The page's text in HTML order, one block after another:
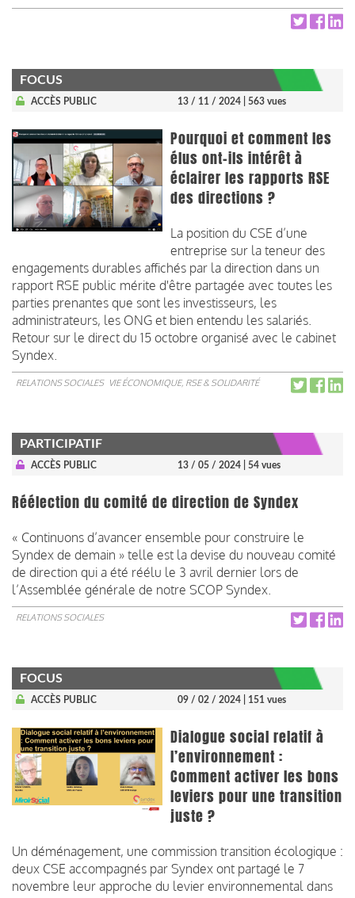
FOCUS
ACCÈS PUBLIC 13 / 11 / 2024 | 563 vues
Pourquoi et comment les
élus ont-ils intérêt à
éclairer les rapports RSE
des directions ?
La position du CSE d’une
entreprise sur la teneur des
engagements durables affichés par la direction dans un
rapport RSE public mérite d'être partagée avec toutes les
parties prenantes que sont les investisseurs, les
administrateurs, les ONG et bien entendu les salariés.
Retour sur le direct du 15 octobre organisé avec le cabinet
Syndex.
RELATIONS SOCIALES VIE ÉCONOMIQUE, RSE & SOLIDARITÉ
PARTICIPATIF
ACCÈS PUBLIC 13 / 05 / 2024 | 54 vues
Réélection du comité de direction de Syndex
« Continuons d’avancer ensemble pour construire le
Syndex de demain » telle est la devise du nouveau comité
de direction qui a été réélu le 3 avril dernier lors de
l’Assemblée générale de notre SCOP Syndex.
RELATIONS SOCIALES
FOCUS
ACCÈS PUBLIC 09 / 02 / 2024 | 151 vues
Dialogue social relatif à
l’environnement :
Comment activer les bons
leviers pour une transition
juste ?
Un déménagement, une commission transition écologique :
deux CSE accompagnés par Syndex ont partagé le 7
novembre leur approche du levier environnemental dans